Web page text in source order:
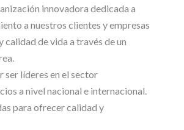
innovadora dedicada a
a nuestros clientes y empresas
de vida a través de un
ser líderes en el sector
a nivel nacional e internacional.
para ofrecer calidad y